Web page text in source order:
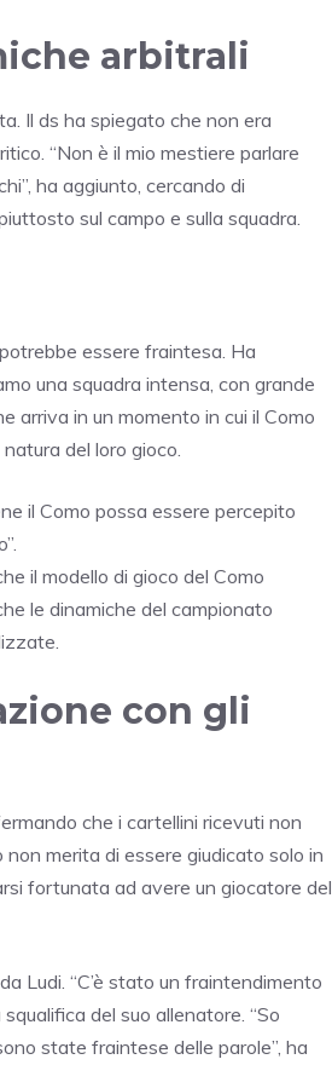
arbitrali
Il ds ha spiegato che non era
“Non è il mio mestiere parlare
ha aggiunto, cercando di
sul campo e sulla squadra.
essere fraintesa. Ha
una squadra intensa, con grande
arriva in un momento in cui il Como
del loro gioco.
il Como possa essere percepito
il modello di gioco del Como
le dinamiche del campionato
con gli
che i cartellini ricevuti non
merita di essere giudicato solo in
fortunata ad avere un giocatore del
Ludi. “C’è stato un fraintendimento
del suo allenatore. “So
state fraintese delle parole”, ha